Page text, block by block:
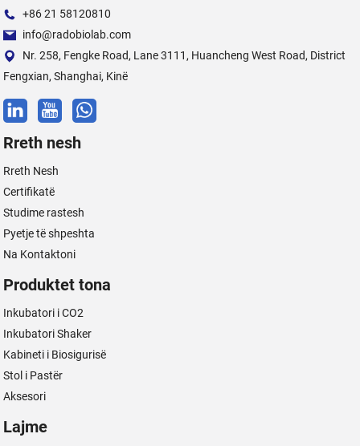
+86 21 58120810
info@radobiolab.com
Nr. 258, Fengke Road, Lane 3111, Huancheng West Road, District
Fengxian, Shanghai, Kinë
Rreth nesh
Rreth Nesh
Certifikatë
Studime rastesh
Pyetje të shpeshta
Na Kontaktoni
Produktet tona
Inkubatori i CO2
Inkubatori Shaker
Kabineti i Biosigurisë
Stol i Pastër
Aksesori
Lajme